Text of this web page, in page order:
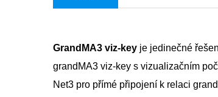
GrandMA3 viz-key je jedinečné
grandMA3 viz-key s vizualizačním
Net3 pro přímé připojení k relaci